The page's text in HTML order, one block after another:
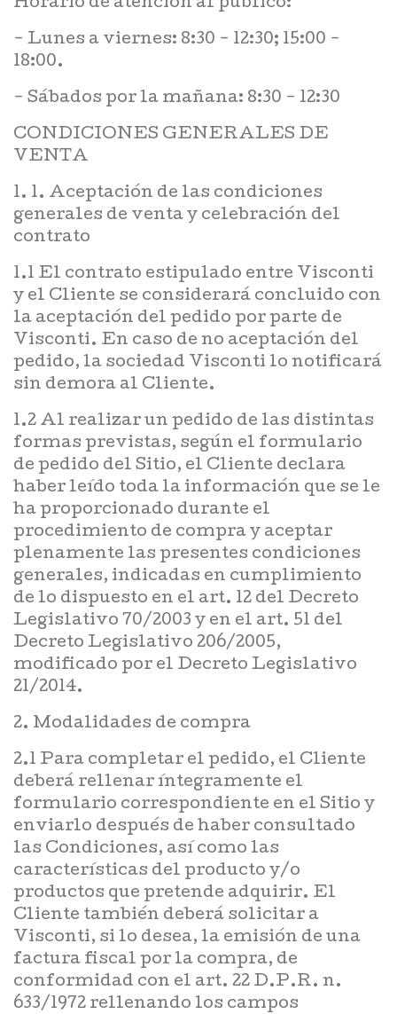
Horario de atención al público:
- Lunes a viernes: 8:30 - 12:30; 15:00 -
18:00.
- Sábados por la mañana: 8:30 - 12:30
CONDICIONES GENERALES DE
VENTA
1. 1. Aceptación de las condiciones
generales de venta y celebración del
contrato
1.1 El contrato estipulado entre Visconti
y el Cliente se considerará concluido con
la aceptación del pedido por parte de
Visconti. En caso de no aceptación del
pedido, la sociedad Visconti lo notificará
sin demora al Cliente.
1.2 Al realizar un pedido de las distintas
formas previstas, según el formulario
de pedido del Sitio, el Cliente declara
haber leído toda la información que se le
ha proporcionado durante el
procedimiento de compra y aceptar
plenamente las presentes condiciones
generales, indicadas en cumplimiento
de lo dispuesto en el art. 12 del Decreto
Legislativo 70/2003 y en el art. 51 del
Decreto Legislativo 206/2005,
modificado por el Decreto Legislativo
21/2014.
2. Modalidades de compra
2.1 Para completar el pedido, el Cliente
deberá rellenar íntegramente el
formulario correspondiente en el Sitio y
enviarlo después de haber consultado
las Condiciones, así como las
características del producto y/o
productos que pretende adquirir. El
Cliente también deberá solicitar a
Visconti, si lo desea, la emisión de una
factura fiscal por la compra, de
conformidad con el art. 22 D.P.R. n.
633/1972 rellenando los campos